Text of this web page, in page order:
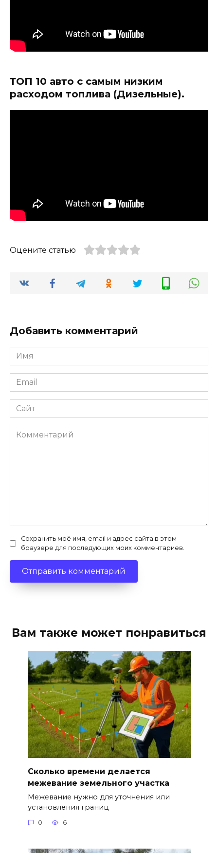
ТОП 10 авто с самым низким
расходом топлива (Дизельные).
Оцените статью
Добавить комментарий
Имя
*
Email
*
Сайт
Комментарий
Сохранить моё имя, email и адрес сайта в этом
браузере для последующих моих комментариев.
Вам также может понравиться
Сколько времени делается
межевание земельного участка
Межевание нужно для уточнения или
установления границ
0 6